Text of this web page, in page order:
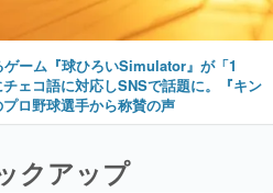
ーム『球ひろいSimulator』が「1
ェコ語に対応しSNSで話題に。『キン
ロ野球選手から称賛の声
クアップ